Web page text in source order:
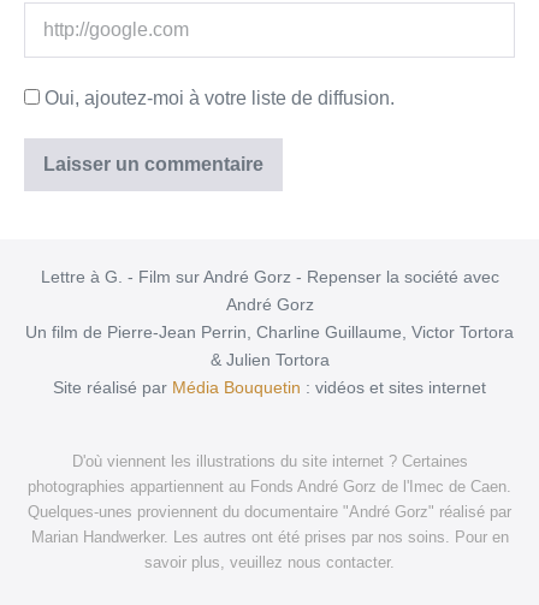
Oui, ajoutez-moi à votre liste de diffusion.
Lettre à G. - Film sur André Gorz - Repenser la société avec
André Gorz
Un film de Pierre-Jean Perrin, Charline Guillaume, Victor Tortora
& Julien Tortora
Site réalisé par Média Bouquetin : vidéos et sites internet
D'où viennent les illustrations du site internet ? Certaines
photographies appartiennent au Fonds André Gorz de l'Imec de Caen.
Quelques-unes proviennent du documentaire "André Gorz" réalisé par
Marian Handwerker. Les autres ont été prises par nos soins. Pour en
savoir plus, veuillez nous contacter.